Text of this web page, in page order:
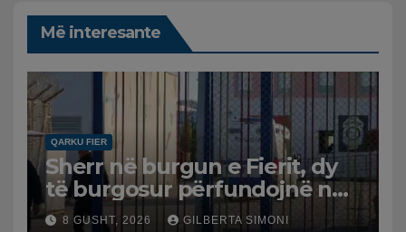
Më interesante
QARKU FIER
Sherr në burgun e Fierit, dy
të burgosur përfundojnë në
spital
8 GUSHT, 2026 GILBERTA SIMONI